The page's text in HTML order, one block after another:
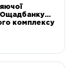
Ощадбанку
комплексу